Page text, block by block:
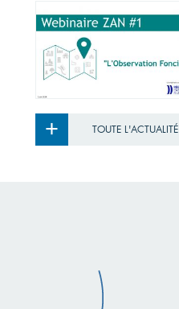
+ TOUTE L'ACTUALITÉ